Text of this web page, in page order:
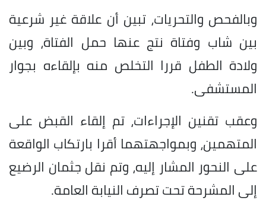
وبالفحص والتحريات، تبين أن علاقة غير شرعية
بين شاب وفتاة نتج عنها حمل الفتاة، وبين
ولادة الطفل قررا التخلص منه بإلقاءه بجوار
المستشفى.
وعقب تقنين الإجراءات، تم إلقاء القبض على
المتهمين، وبمواجهتهما أقرا بارتكاب الواقعة
على النحور المشار إليه، وتم نقل جثمان الرضيع
إلى المشرحة تحت تصرف النيابة العامة.